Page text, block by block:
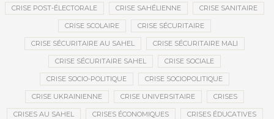
CRISE POST-ÉLECTORALE CRISE SAHÉLIENNE CRISE SANITAIRE
CRISE SCOLAIRE CRISE SÉCURITAIRE
CRISE SÉCURITAIRE AU SAHEL CRISE SÉCURITAIRE MALI
CRISE SÉCURITAIRE SAHEL CRISE SOCIALE
CRISE SOCIO-POLITIQUE CRISE SOCIOPOLITIQUE
CRISE UKRAINIENNE CRISE UNIVERSITAIRE CRISES
CRISES AU SAHEL CRISES ÉCONOMIQUES CRISES ÉDUCATIVES